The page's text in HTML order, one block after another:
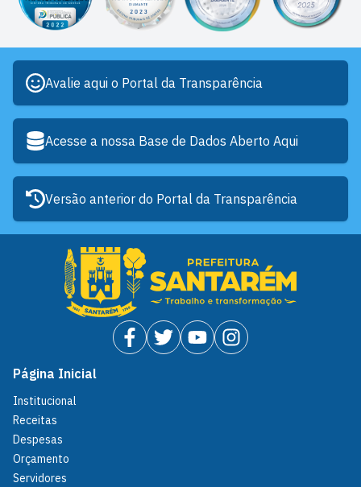
Avalie aqui o Portal da Transparência
Acesse a nossa Base de Dados Aberto Aqui
Versão anterior do Portal da Transparência
Página Inicial
Institucional
Receitas
Despesas
Orçamento
Servidores